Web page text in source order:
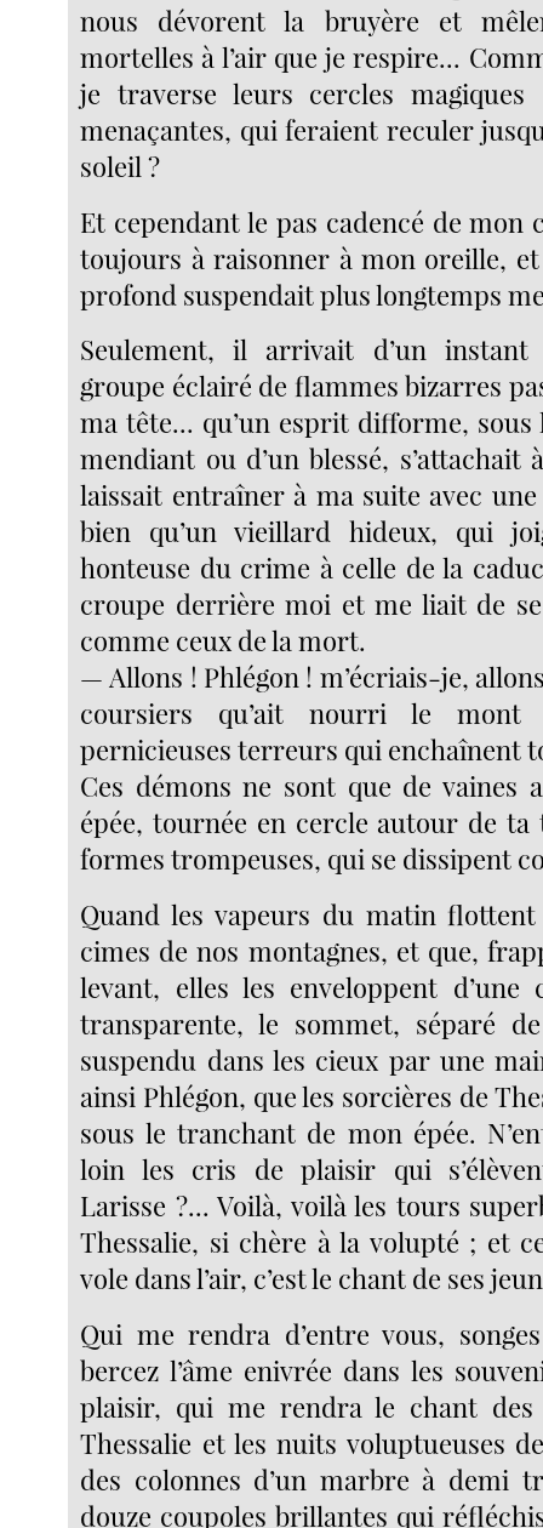
nous dévorent la bruyère et
mortelles à l’air que je respire...
je traverse leurs cercles magiques
menaçantes, qui feraient reculer
soleil ?
Et cependant le pas cadencé de mon
toujours à raisonner à mon oreille,
profond suspendait plus longtemps
Seulement, il arrivait d’un instant
groupe éclairé de flammes bizarres
ma tête... qu’un esprit difforme, sous
mendiant ou d’un blessé, s’attachait
laissait entraîner à ma suite avec
bien qu’un vieillard hideux, qui
honteuse du crime à celle de la
croupe derrière moi et me liait de
comme ceux de la mort.
— Allons ! Phlégon ! m’écriais-je,
coursiers qu’ait nourri le mont
pernicieuses terreurs qui enchaînent
Ces démons ne sont que de vaines
épée, tournée en cercle autour de ta
formes trompeuses, qui se dissipent
Quand les vapeurs du matin flottent
cimes de nos montagnes, et que,
levant, elles les enveloppent
transparente, le sommet, séparé
suspendu dans les cieux par une
ainsi Phlégon, que les sorcières de
sous le tranchant de mon épée.
loin les cris de plaisir qui
Larisse ?... Voilà, voilà les tours
Thessalie, si chère à la volupté ; et
vole dans l’air, c’est le chant de ses
Qui me rendra d’entre vous,
bercez l’âme enivrée dans les
plaisir, qui me rendra le chant
Thessalie et les nuits voluptueuses
des colonnes d’un marbre à demi
douze coupoles brillantes qui